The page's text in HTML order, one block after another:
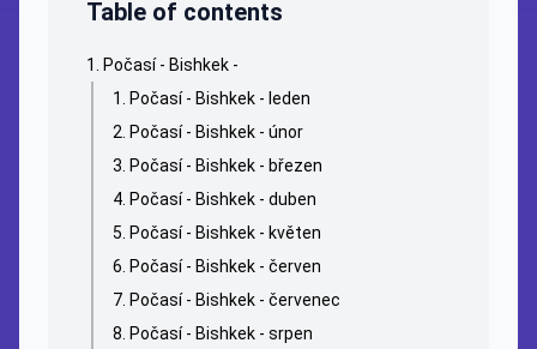
Table of contents
Počasí - Bishkek -
Počasí - Bishkek - leden
Počasí - Bishkek - únor
Počasí - Bishkek - březen
Počasí - Bishkek - duben
Počasí - Bishkek - květen
Počasí - Bishkek - červen
Počasí - Bishkek - červenec
Počasí - Bishkek - srpen